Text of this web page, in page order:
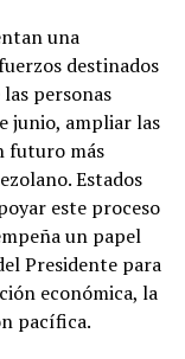
una
destinados
personas
junio, ampliar las
futuro más
Estados
este proceso
un papel
Presidente para
económica, la
pacífica.